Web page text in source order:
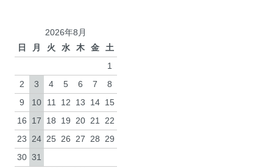
2026年8月
日
月 火 水 木 金
土
1
2
3 4 5 6 7
8
9
10 11 12 13 14 15
16
17 18 19 20 21
22
23
24 25 26 27 28
29
30 31